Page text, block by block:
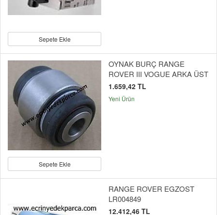
Sepete Ekle
Sepete Ekle
OYNAK BURÇ RANGE
ROVER III VOGUE ARKA ÜST
1.659,42 TL
Yeni Ürün
RANGE ROVER EGZOST
LR004849
12.412,46 TL